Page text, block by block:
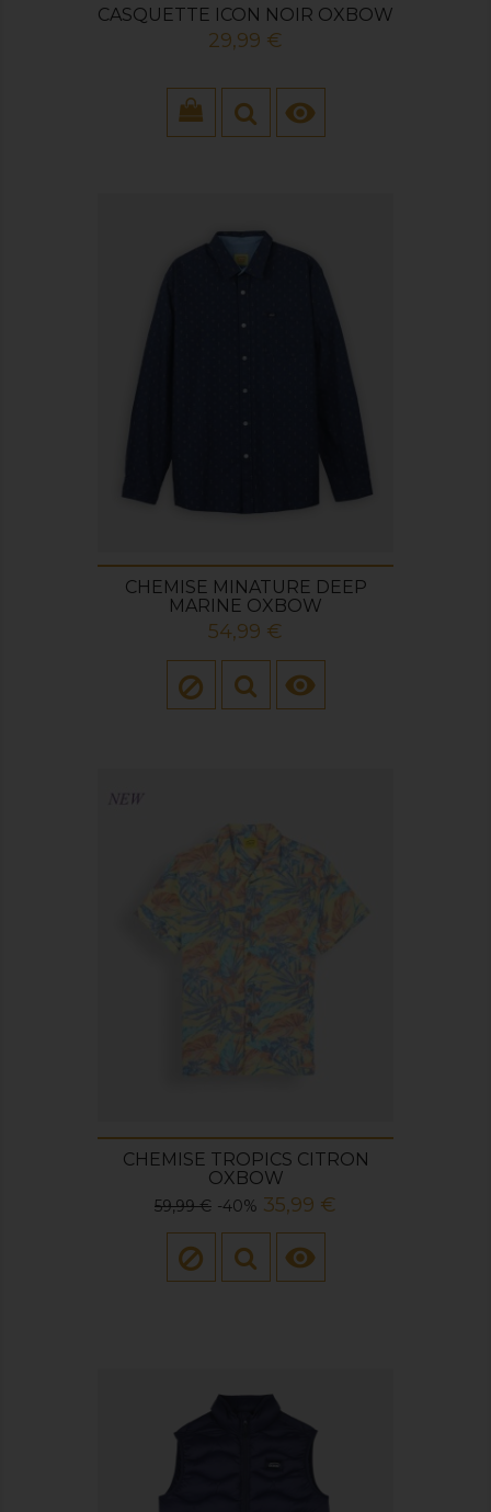
CASQUETTE ICON NOIR OXBOW
Prix
29,99 €

CHEMISE MINATURE DEEP
MARINE OXBOW
Prix
54,99 €

CHEMISE TROPICS CITRON
OXBOW
Prix
base
59,99 € -40% Prix
35,99 €
